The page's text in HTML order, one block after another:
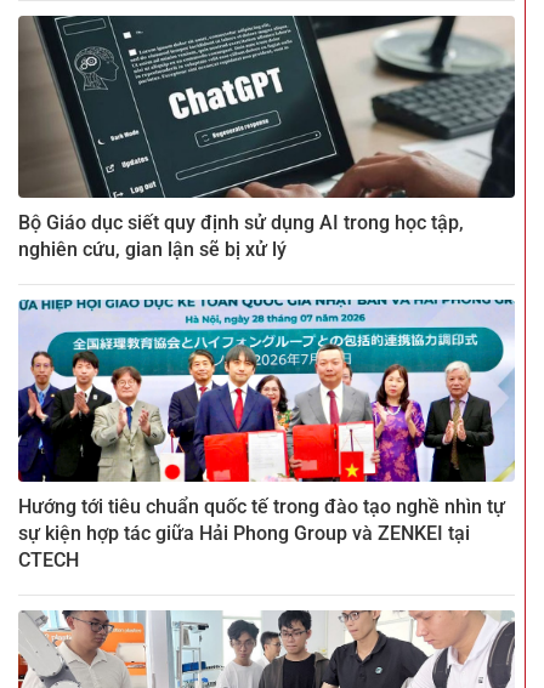
Bộ Giáo dục siết quy định sử dụng AI trong học tập,
nghiên cứu, gian lận sẽ bị xử lý
Hướng tới tiêu chuẩn quốc tế trong đào tạo nghề nhìn tự
sự kiện hợp tác giữa Hải Phong Group và ZENKEI tại
CTECH